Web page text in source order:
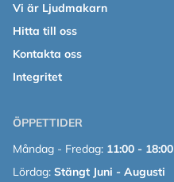
Vi är Ljudmakarn
Hitta till oss
Kontakta oss
Integritet
ÖPPETTIDER
Måndag - Fredag: 11:00 - 18:00
Lördag: Stängt Juni - Augusti